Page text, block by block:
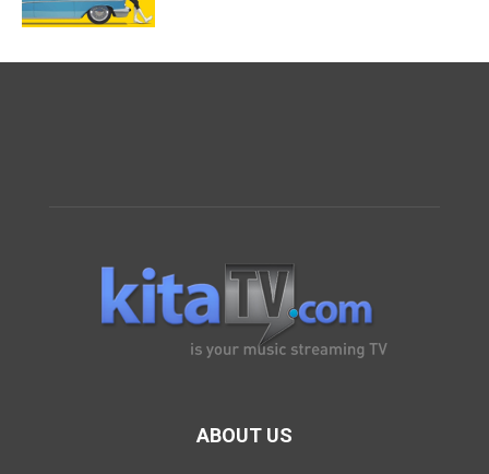
ABOUT US